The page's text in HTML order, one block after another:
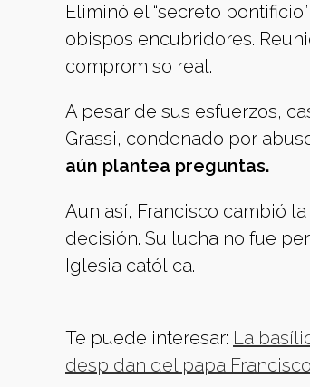
Eliminó el “secreto
obispos encubridores.
compromiso real.
A pesar de sus esfuerzos,
Grassi, condenado por
aún plantea preguntas.
Aun así, Francisco cambió
decisión. Su lucha no fue
Iglesia católica.
Te puede interesar: La
despidan del papa Francisco